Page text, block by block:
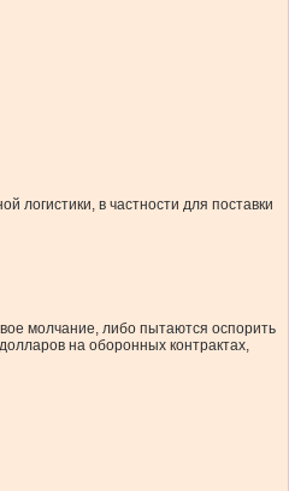
логистики, в частности для поставки
молчание, либо пытаются оспорить
на оборонных контрактах,